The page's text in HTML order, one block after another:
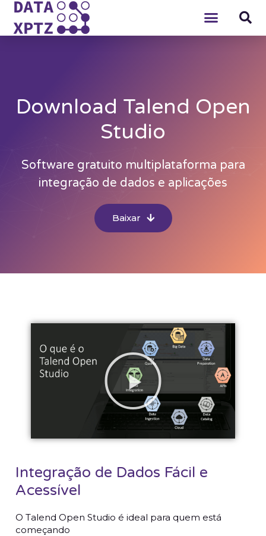
Download Talend Open
Studio
Software gratuito multiplataforma para
integração de dados e aplicações
Baixar
Integração de Dados Fácil e
Acessível
O Talend Open Studio é ideal para quem está
começando